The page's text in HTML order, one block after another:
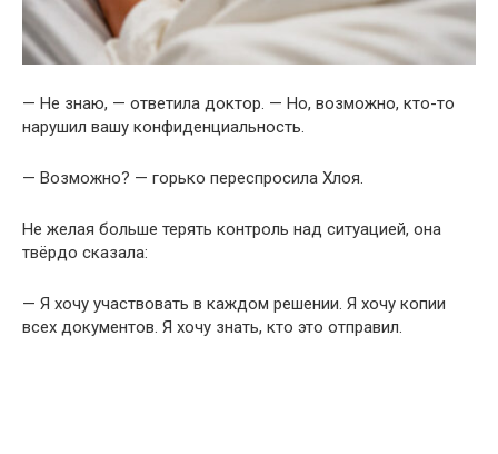
— Не знаю, — ответила доктор. — Но, возможно, кто-то
нарушил вашу конфиденциальность.
— Возможно? — горько переспросила Хлоя.
Не желая больше терять контроль над ситуацией, она
твёрдо сказала:
— Я хочу участвовать в каждом решении. Я хочу копии
всех документов. Я хочу знать, кто это отправил.